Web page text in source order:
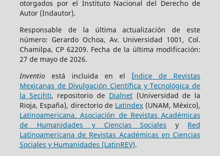
otorgados por el Instituto Nacional del Derecho de
Autor (Indautor).
Responsable de la última actualización de este
número: Gerardo Ochoa, Av. Universidad 1001, Col.
Chamilpa, CP 62209. Fecha de la última modificación:
27 de mayo de 2026.
Inventioestá incluida en elÍndice de Revistas
Mexicanas de Divulgación Científica y Tecnológica de
la Secihti, repositorio de Dialnet(Universidad de la
Rioja, España), directorio de Latindex (UNAM, México),
Latinoamericana. Asociación de Revistas Académicas
de Humanidades y Ciencias Sociales y Red
Latinoamericana de Revistas Académicas en Ciencias
Sociales y Humanidades (LatinREV).